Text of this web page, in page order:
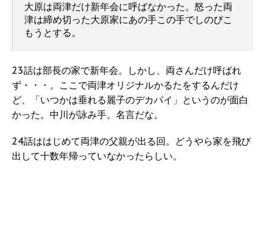
大原は両津だけ新年会に呼ばなかった。怒った両
津は締め切った大原家にあの手この手でしのびこ
もうとする。
23話は部長の家で新年会。しかし、両さんだけ呼ばれ
ず・・・。ここで両津オリジナルかるたをするんだけ
ど、「いつかは垂れる麗子のデカパイ」というのが面白
かった。中川が詠み手。名言だな。
24話ははじめて両津の父親が出る回。どうやら家を飛び
出して十数年帰っていなかったらしい。